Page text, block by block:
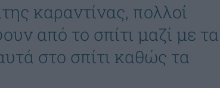
καραντίνας, πολλοί
από το σπίτι μαζί με τα
στο σπίτι καθώς τα